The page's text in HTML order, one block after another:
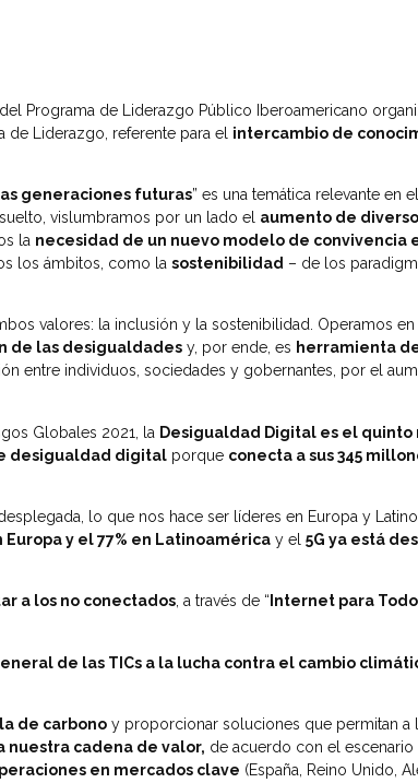
Programa de Liderazgo Público Iberoamericano
de Liderazgo, referente para el intercambio de
generaciones futuras” es una temática relevante en
vislumbramos por un lado el aumento de
la necesidad de un nuevo modelo de convivencia
los ámbitos, como la sostenibilidad – de los
valores: la inclusión y la sostenibilidad. Operamos
de las desigualdades y, por ende, es herramienta
entre individuos, sociedades y gobernantes, por el
Globales 2021, la Desigualdad Digital es el
desigualdad digital porque conecta a sus 345
lo que nos hace ser líderes en Europa y
y el 77% en Latinoamérica y el 5G ya está
a los no conectados, a través de “ Internet para
de las TICs a la lucha contra el cambio
de carbono y proporcionar soluciones que permitan a
nuestra cadena de valor, de acuerdo con el escenario
en mercados clave (España, Reino Unido,